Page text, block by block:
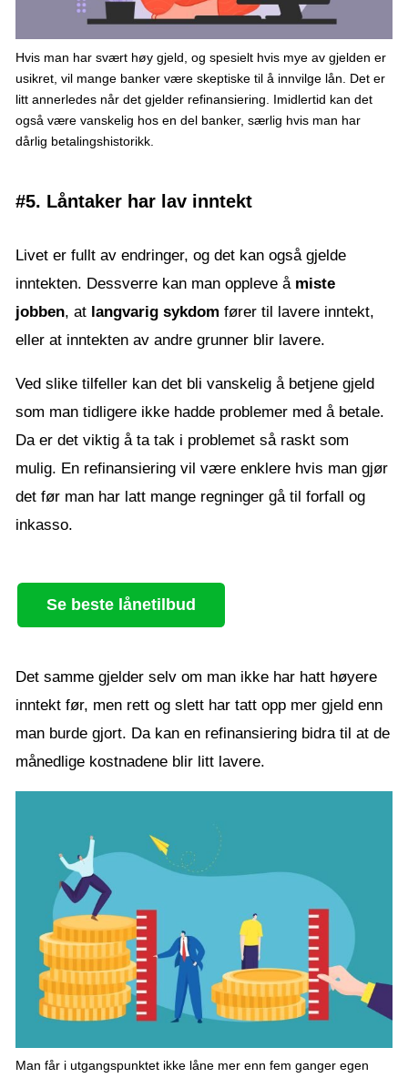
Hvis man har svært høy gjeld, og spesielt hvis mye av gjelden er
usikret, vil mange banker være skeptiske til å innvilge lån. Det er
litt annerledes når det gjelder refinansiering. Imidlertid kan det
også være vanskelig hos en del banker, særlig hvis man har
dårlig betalingshistorikk.
#5. Låntaker har lav inntekt
Livet er fullt av endringer, og det kan også gjelde
inntekten. Dessverre kan man oppleve å miste
jobben, at langvarig sykdom fører til lavere inntekt,
eller at inntekten av andre grunner blir lavere.
Ved slike tilfeller kan det bli vanskelig å betjene gjeld
som man tidligere ikke hadde problemer med å betale.
Da er det viktig å ta tak i problemet så raskt som
mulig. En refinansiering vil være enklere hvis man gjør
det før man har latt mange regninger gå til forfall og
inkasso.
Se beste lånetilbud
Det samme gjelder selv om man ikke har hatt høyere
inntekt før, men rett og slett har tatt opp mer gjeld enn
man burde gjort. Da kan en refinansiering bidra til at de
månedlige kostnadene blir litt lavere.
Man får i utgangspunktet ikke låne mer enn fem ganger egen